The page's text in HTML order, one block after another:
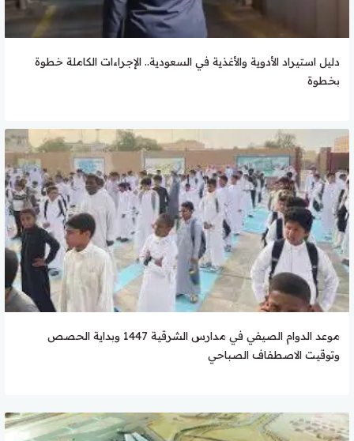
دليل استيراد الأدوية والأغذية في السعودية.. الإجراءات الكاملة خطوة
بخطوة
موعد الدوام الصيفي في مدارس الشرقية 1447 وبداية الحصص
وتوقيت الاصطفاف الصباحي